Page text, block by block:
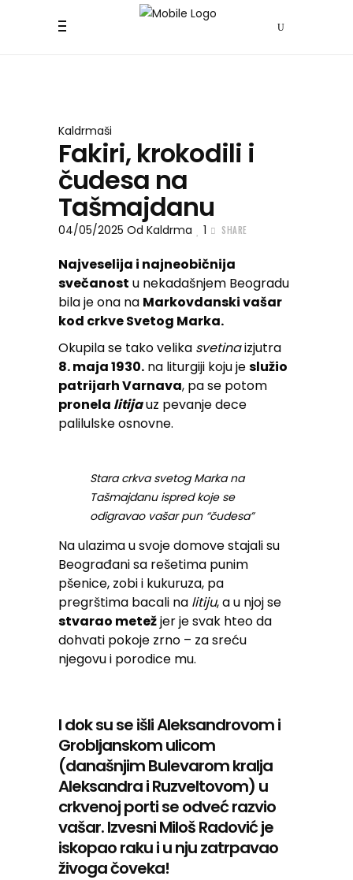
Kaldrmaši
Fakiri, krokodili i
čudesa na
Tašmajdanu
04/05/2025 Od Kaldrma 1 SHARE
Najveselija i najneobičnija
svečanost u nekadašnjem Beogradu
bila je ona na Markovdanski vašar
kod crkve Svetog Marka.
Okupila se tako velika svetinaizjutra
8. maja 1930. na liturgiji koju jeslužio
patrijarh Varnava, pa se potom
pronela litijauz pevanje dece
palilulske osnovne.
Stara crkva svetog Marka na
Tašmajdanu ispred koje se
odigravao vašar pun “čudesa”
Na ulazima u svoje domove stajali su
Beograđani sa rešetima punim
pšenice, zobi i kukuruza, pa
pregrštima bacali na litiju, a u njoj se
stvarao metežjer je svak hteo da
dohvati pokoje zrno – za sreću
njegovu i porodice mu.
I dok su se išli Aleksandrovom i
Grobljanskom ulicom
(današnjim Bulevarom kralja
Aleksandra i Ruzveltovom) u
crkvenoj porti se odveć razvio
vašar. Izvesni Miloš Radović je
iskopao raku i u nju zatrpavao
živoga čoveka!